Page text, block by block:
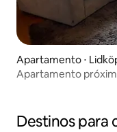
Apartamento ⋅
Apartamento
Destinos para